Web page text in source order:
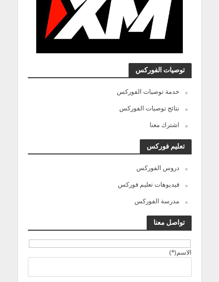
توصيات الفوركس
خدمة توصيات الفوركس
نتائج توصيات الفوركس
اشترك معنا
تعليم فوركس
دروس الفوركس
فيديوهات تعليم فوركس
مدرسة الفوركس
تواصل معنا
الاسم(*)